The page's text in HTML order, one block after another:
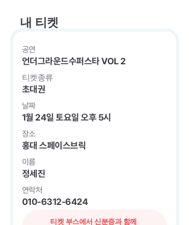
내 티켓
공연
언더그라운드수퍼스타 VOL 2
티켓종류
초대권
날짜
1월 24일 토요일 오후 5시
장소
홍대 스페이스브릭
이름
정세진
연락처
010-6312-6424
티켓 부스에서 신분증과 함께